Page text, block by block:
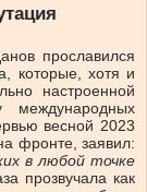
прославился
которые, хотя и
настроенной
международных
весной 2023
фронте, заявил:
в любой точке
прозвучала как